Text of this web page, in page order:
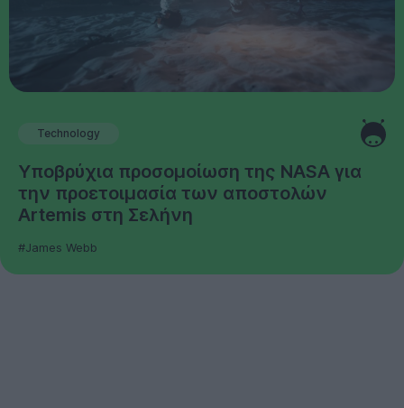
Technology
Υποβρύχια προσομοίωση της NASA για
την προετοιμασία των αποστολών
Artemis στη Σελήνη
#James Webb